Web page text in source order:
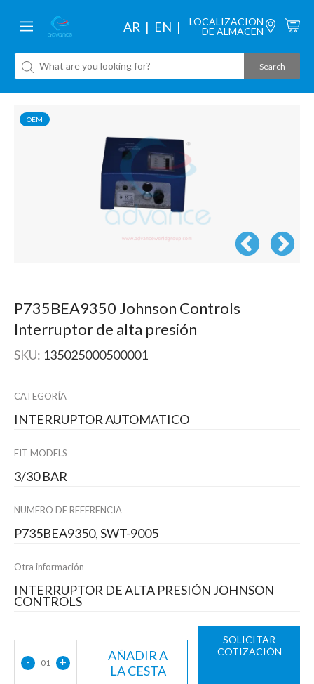
AR EN
LOCALIZACION
DE ALMACEN
OEM
P735BEA9350 Johnson Controls
Interruptor de alta presión
SKU: 135025000500001
CATEGORÍA
INTERRUPTOR AUTOMATICO
FIT MODELS
3/30 BAR
NUMERO DE REFERENCIA
P735BEA9350, SWT-9005
Otra información
INTERRUPTOR DE ALTA PRESIÓN JOHNSON
CONTROLS
- 01 +
AÑADIR A
LA CESTA
SOLICITAR
COTIZACIÓN